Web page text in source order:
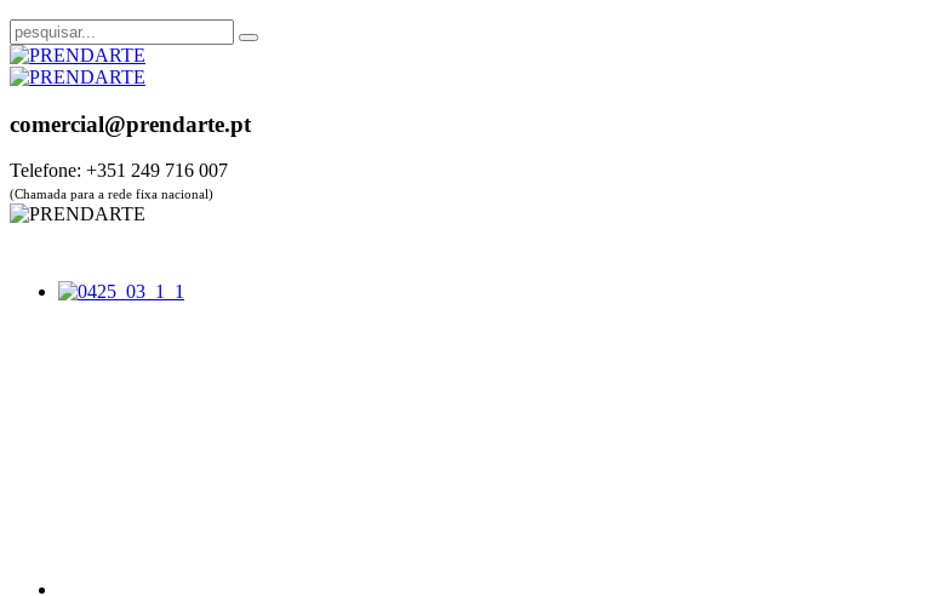
comercial@prendarte.pt
Telefone: +351 249 716 007
(Chamada para a rede fixa nacional)